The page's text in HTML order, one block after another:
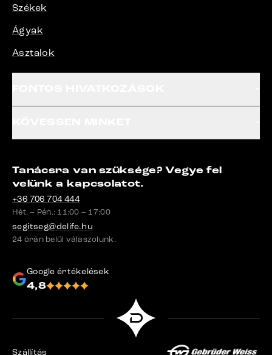
Székek
Ágyak
Asztalok
Tanácsra van szüksége? Vegye fel
velünk a kapcsolatot.
+36 706 704 444
Hét. – Pén.: 11:00 – 17:00
segitseg@delife.hu
24 órán belül válaszolunk.
Google értékelések
4,8
Szállítás